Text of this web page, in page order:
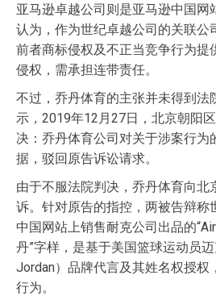
亚马逊卓越公司则是亚马逊中国网
认为，作为世纪卓越公司的关联公
前者商标侵权及不正当竞争行为提
侵权，需承担连带责任。
不过，乔丹体育的主张并未得到法
示，2019年12月27日，北京朝阳
决：乔丹体育公司对关于涉案行为
据，驳回原告诉讼请求。
由于不服法院判决，乔丹体育向北
诉。针对原告的指控，两被告辩称
中国网站上销售耐克公司出品的
丹”字样，是基于美国篮球运动员
Jordan）品牌代言及其姓名权授权
行为。